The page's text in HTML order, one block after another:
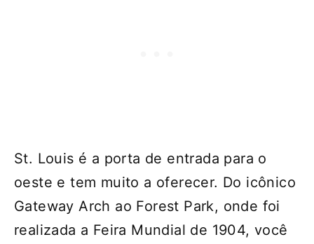
St. Louis é a porta de entrada para o
oeste e tem muito a oferecer. Do icônico
Gateway Arch ao Forest Park, onde foi
realizada a Feira Mundial de 1904, você